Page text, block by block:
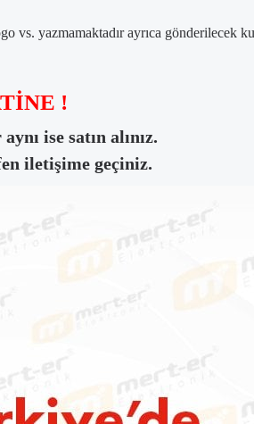
vs. yazmamaktadır ayrıca gönderilecek
!
ise satın alınız.
iletişime geçiniz.